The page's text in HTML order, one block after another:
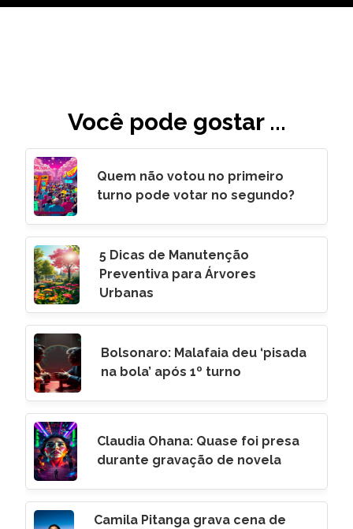
Você pode gostar ...
Quem não votou no primeiro
turno pode votar no segundo?
5 Dicas de Manutenção
Preventiva para Árvores
Urbanas
Bolsonaro: Malafaia deu ‘pisada
na bola’ após 1º turno
Claudia Ohana: Quase foi presa
durante gravação de novela
Camila Pitanga grava cena de